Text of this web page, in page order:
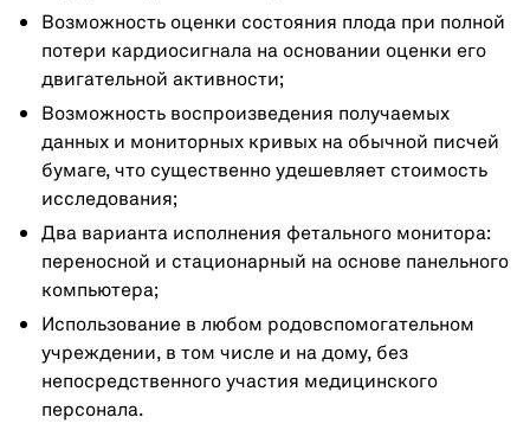
Возможность оценки состояния плода при полной
потери кардиосигнала на основании оценки его
двигательной активности;
Возможность воспроизведения получаемых
данных и мониторных кривых на обычной писчей
бумаге, что существенно удешевляет стоимость
исследования;
Два варианта исполнения фетального монитора:
переносной и стационарный на основе панельного
компьютера;
Использование в любом родовспомогательном
учреждении, в том числе и на дому, без
непосредственного участия медицинского
персонала.